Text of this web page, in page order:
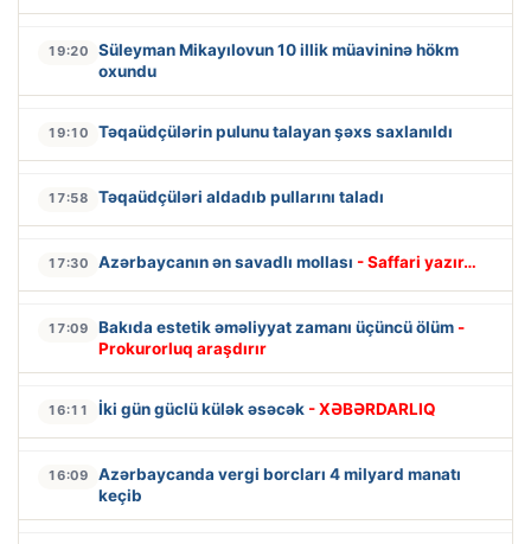
19:20
Süleyman Mikayılovun 10 illik müavininə hökm
oxundu
19:10 Təqaüdçülərin pulunu talayan şəxs saxlanıldı
17:58 Təqaüdçüləri aldadıb pullarını taladı
17:30 Azərbaycanın ən savadlı mollası - Saffari yazır…
17:09 Bakıda estetik əməliyyat zamanı üçüncü ölüm -
Prokurorluq araşdırır
16:11 İki gün güclü külək əsəcək - XƏBƏRDARLIQ
16:09
Azərbaycanda vergi borcları 4 milyard manatı
keçib